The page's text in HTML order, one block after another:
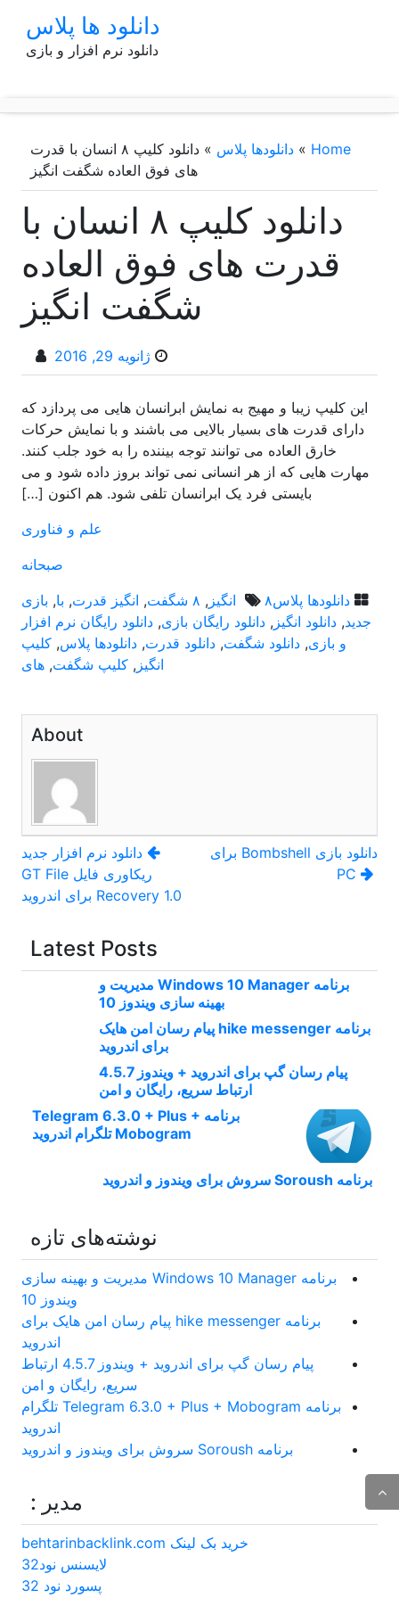
دانلود ها پلاس
دانلود نرم افزار و بازی
Home
»دانلودها پلاس »
دانلود کلیپ ۸ انسان با قدرت
های فوق العاده شگفت انگیز
دانلود کلیپ ۸ انسان با
قدرت های فوق العاده
شگفت انگیز
ژانویه 29, 2016
این کلیپ زیبا و مهیج به نمایش ابرانسان هایی می پردازد که
دارای قدرت های بسیار بالایی می باشند و با نمایش حرکات
خارق العاده می توانند توجه بیننده را به خود جلب کنند.
مهارت هایی که از هر انسانی نمی تواند بروز داده شود و می
بایستی فرد یک ابرانسان تلفی شود. هم اکنون […]
علم و فناوری
صبحانه
دانلودها پلاس۸ انگیز , ۸ شگفت , انگیز قدرت, با, بازی
جدید,دانلود انگیز ,دانلود رایگان بازی,دانلود رایگان نرم افزار
و بازی,دانلود شگفت,دانلود قدرت,دانلودها پلاس,کلیپ
انگیز ,کلیپ شگفت,های
About
راهبری
نوشته
دانلود نرم افزار جدید
ریکاوری فایل GT File
Recovery 1.0 برای اندروید
دانلود بازی Bombshell برای
PC
Latest Posts
برنامه Windows 10 Manager مدیریت و
بهینه سازی ویندوز 10
برنامه hike messenger پیام‌ رسان‌ امن هایک
برای اندروید
پیام رسان گپ برای اندروید + ویندوز 4.5.7
ارتباط سریع، رایگان و امن
برنامه Telegram 6.3.0 + Plus +
Mobogram تلگرام اندروید
برنامه Soroush سروش برای ویندوز و اندروید
نوشته‌های تازه
برنامه Windows 10 Manager مدیریت و بهینه سازی
ویندوز 10
برنامه hike messenger پیام‌ رسان‌ امن هایک برای
اندروید
پیام رسان گپ برای اندروید + ویندوز 4.5.7 ارتباط
سریع، رایگان و امن
برنامه Telegram 6.3.0 + Plus + Mobogram تلگرام
اندروید
برنامه Soroush سروش برای ویندوز و اندروید
مدیر :
خرید بک لینک behtarinbacklink.com
لایسنس نود32
پسورد نود 32